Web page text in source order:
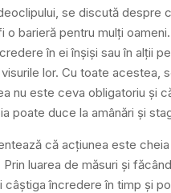
se discută despre
o barieră pentru mulți
în ei înșiși sau în alții
lor. Cu toate acestea,
nu este ceva obligatoriu și
poate duce la amânări și
că acțiunea este
luarea de măsuri și
câștiga încredere în timp și